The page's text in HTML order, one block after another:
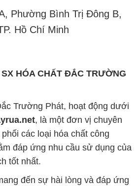
Phường Bình Trị Đông B,
Hồ Chí Minh
HÓA CHẤT ĐẮC TRƯỜNG
Trường Phát, hoạt động dưới
, là một đơn vị chuyên
các loại hóa chất công
đáp ứng nhu cầu sử dụng của
tốt nhất.
đến sự hài lòng và đáp ứng